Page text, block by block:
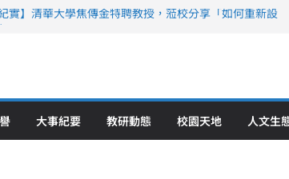
紀實】清華大學焦傳金特聘教授，蒞校分享「如何重新設
護理系勇奪2026羅馬尼亞歐洲盃國際發明展雙金牌暨雙
智慧照護與護理教育創新獲國際肯定
大事紀要 教研動態 校園天地 人文生